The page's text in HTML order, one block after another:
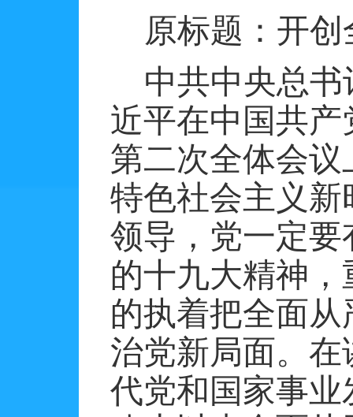
原标题：开
中共中央总
近平在中国共
第二次全体会
特色社会主义
领导，党一定
的十九大精神
的执着把全面
治党新局面。
代党和国家事